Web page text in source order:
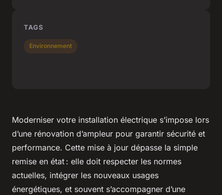
Moderniser votre installation électrique s’impose lors
d’une rénovation d’ampleur pour garantir sécurité et
performance. Cette mise à jour dépasse la simple
remise en état : elle doit respecter les normes
actuelles, intégrer les nouveaux usages
énergétiques, et souvent s’accompagner d’une
TAGS
Environnement